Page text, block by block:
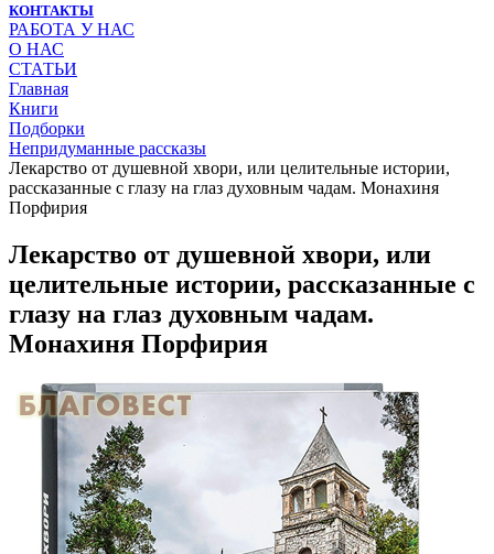
КОНТАКТЫ
РАБОТА У НАС
О НАС
СТАТЬИ
Главная
Книги
Подборки
Непридуманные рассказы
Лекарство от душевной хвори, или целительные истории,
рассказанные с глазу на глаз духовным чадам. Монахиня
Порфирия
Лекарство от душевной хвори, или
целительные истории, рассказанные с
глазу на глаз духовным чадам.
Монахиня Порфирия